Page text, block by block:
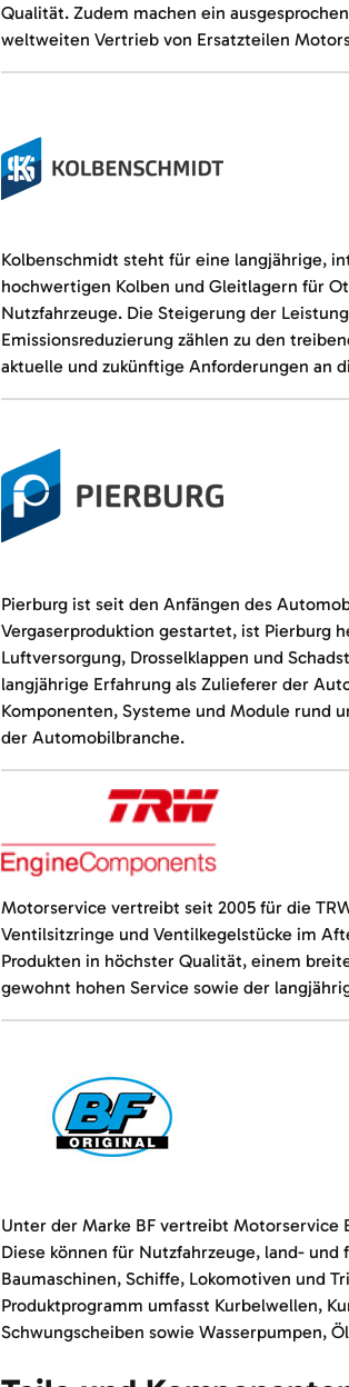
Qualität. Zudem machen ein
weltweiten Vertrieb von Ersatzteilen
Kolbenschmidt steht für eine langjährige,
hochwertigen Kolben und Gleitlagern für
Nutzfahrzeuge. Die Steigerung der
Emissionsreduzierung zählen zu den
aktuelle und zukünftige Anforderungen an
Pierburg ist seit den Anfängen des
Vergaserproduktion gestartet, ist Pierburg
Luftversorgung, Drosselklappen und
langjährige Erfahrung als Zulieferer der
Komponenten, Systeme und Module rund
der Automobilbranche.
Motorservice vertreibt seit 2005 für die
Ventilsitzringe und Ventilkegelstücke im
Produkten in höchster Qualität, einem
gewohnt hohen Service sowie der
Unter der Marke BF vertreibt
Diese können für Nutzfahrzeuge, land-
Baumaschinen, Schiffe, Lokomotiven und
Produktprogramm umfasst Kurbelwellen,
Schwungscheiben sowie Wasserpumpen,